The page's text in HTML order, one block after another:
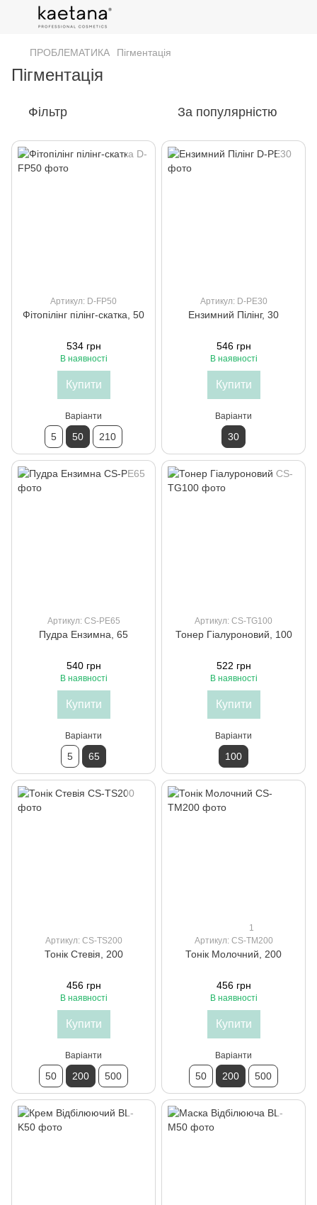
ПРОБЛЕМАТИКА Пігментація
Пігментація
Фільтр За популярністю
Артикул: D-FP50
Фітопілінг пілінг-скатка, 50
534 грн
В наявності
Купити
Варіанти
5 50 210
Артикул: D-PE30
Ензимний Пілінг, 30
546 грн
В наявності
Купити
Варіанти
30
Артикул: CS-PE65
Пудра Ензимна, 65
540 грн
В наявності
Купити
Варіанти
5 65
Артикул: CS-TG100
Тонер Гіалуроновий, 100
522 грн
В наявності
Купити
Варіанти
100
Артикул: CS-TS200
Тонік Стевія, 200
456 грн
В наявності
Купити
Варіанти
50 200 500
1
Артикул: CS-TM200
Тонік Молочний, 200
456 грн
В наявності
Купити
Варіанти
50 200 500